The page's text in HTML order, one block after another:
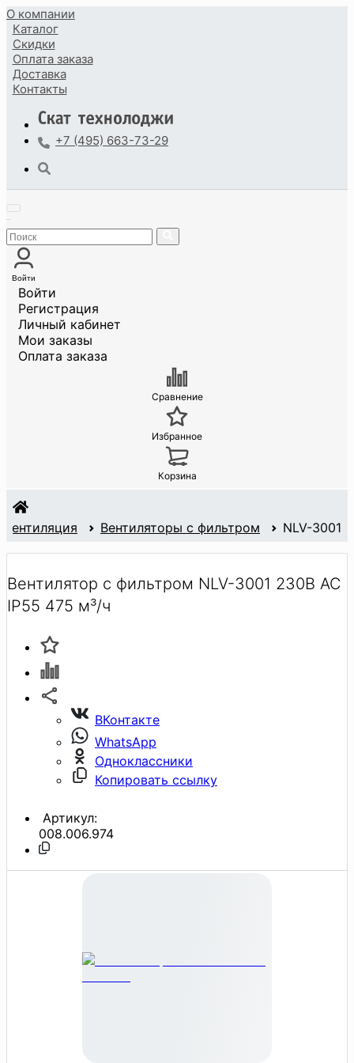
О компании
Каталог
Скидки
Оплата заказа
Доставка
Контакты
+7 (495) 663-73-29
Войти
Войти
Регистрация
Личный кабинет
Мои заказы
Оплата заказа
Сравнение
Избранное
Корзина
Вентиляция Вентиляторы с фильтром NLV-3001
Вентилятор с фильтром NLV-3001 230В AC
IP55 475 м³/ч
ВКонтакте
WhatsApp
Одноклассники
Копировать ссылку
Артикул:
008.006.974